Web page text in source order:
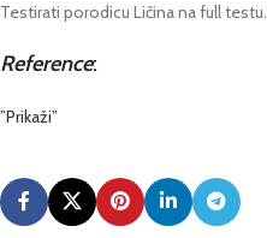
Testirati porodicu Ličina na full testu.
Reference:
”Prikaži”